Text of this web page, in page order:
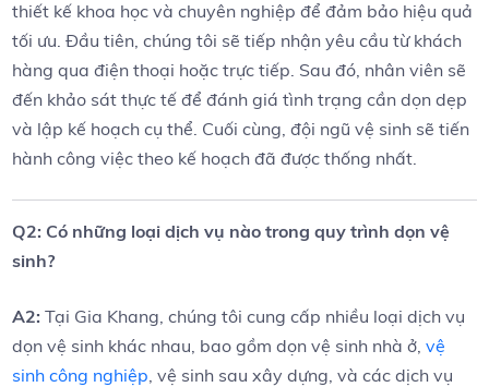
thiết⁣ kế ⁣khoa học và chuyên nghiệp để đảm‌ bảo hiệu quả
tối ưu. ⁢Đầu tiên,⁤ chúng tôi⁤ sẽ⁢ tiếp⁣ nhận yêu‍ cầu⁣ từ khách
hàng qua điện thoại hoặc trực tiếp. Sau ⁤đó, nhân viên sẽ
‍đến khảo sát thực tế để đánh giá ⁣tình⁤ trạng ⁣cần dọn dẹp​
và⁤ lập ⁤kế hoạch ​cụ thể. Cuối cùng, đội ngũ vệ sinh ‌sẽ⁢ tiến
‍hành công việc⁣ theo kế⁢ hoạch ⁤đã được thống ‌nhất.
Q2: Có ​những loại dịch vụ nào⁣ trong quy​ trình​ dọn vệ
sinh?
A2: Tại ​Gia Khang,⁢ chúng tôi cung cấp nhiều ​loại ⁤dịch vụ
dọn⁤ vệ⁤ sinh khác nhau, bao gồm dọn vệ⁢ sinh nhà⁤ ở,vệ
⁣sinh công nghiệp , vệ sinh⁣ sau xây dựng, và ⁤các ‍dịch⁤ vụ